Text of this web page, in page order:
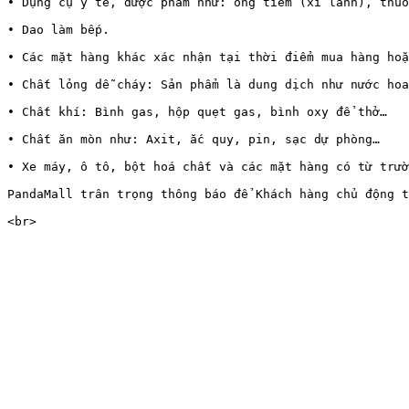
• Dao làm bếp.
• Các mặt hàng khác xác nhận tại thời điểm mua hàng
• Chất lỏng dễ cháy: Sản phẩm là dung dịch như nước
• Chất khí: Bình gas, hộp quẹt gas, bình oxy để thở…
• Chất ăn mòn như: Axit, ắc quy, pin, sạc dự phòng…
• Xe máy, ô tô, bột hoá chất và các mặt hàng có từ
PandaMall trân trọng thông báo để Khách hàng chủ